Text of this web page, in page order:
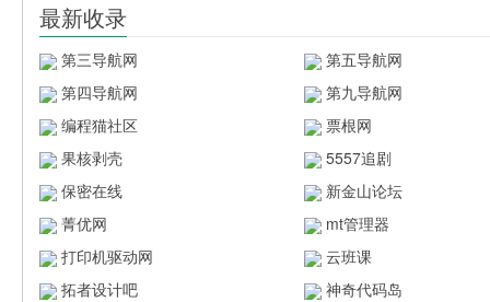
最新收录
第三导航网
第五导航网
第四导航网
第九导航网
编程猫社区
票根网
果核剥壳
5557追剧
保密在线
新金山论坛
菁优网
mt管理器
打印机驱动网
云班课
拓者设计吧
神奇代码岛